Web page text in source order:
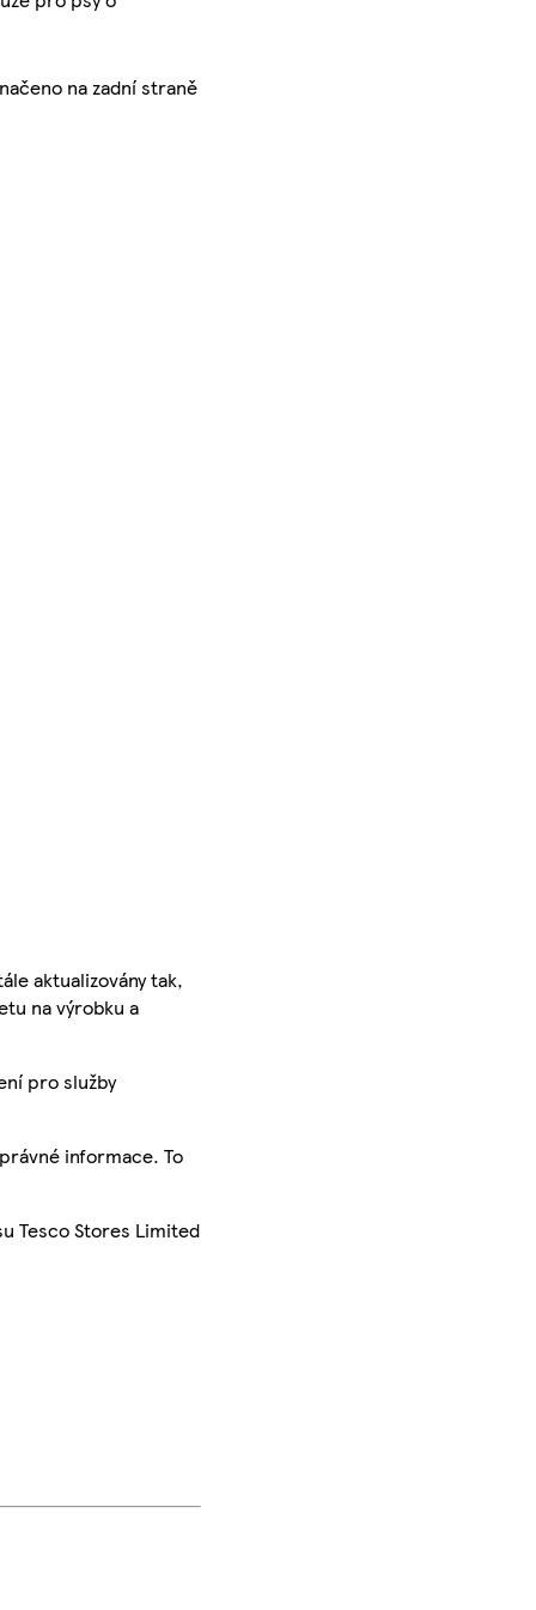
na zadní straně
aktualizovány tak,
na výrobku a
pro služby
informace. To
Tesco Stores Limited